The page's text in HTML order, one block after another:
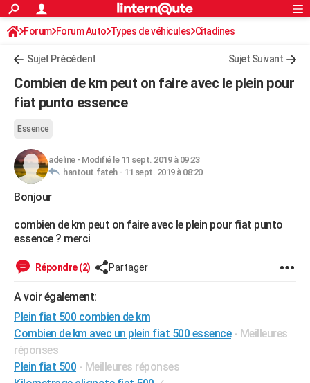
ACTUALITÉS
Politique
Société
Faits Divers
Education
Monde
Villes
+
Programme TV
TNTStreaming
Cinéma
Sorties cinéma
Musique
+FINANCE
Retraite
Impôts
Epargne
Immobilier
Risques naturels par ville
Banque
Assurance
Crédit
AUTO
Essais
Réserver un essai
Citadines
Berlines
SUV
Forum auto
HIGH-TECH
Mobiles
Meilleur smartphone
Internet
Ordinateurs
Jeux vidéo
Guide high-tech
BRICOLAGE
Guides de France
Escapades
Patrimoine
Expositions
Musées
Week-end nature
+LIFESTYLE
Art de vivre
Bien-être
Loisirs
Mode
Modes de vie
SANTE
Alimentation
Guide de la santé
Maladies
Médicaments
Sommeil
VOYAGE
Destinations
City break
Voyage nature
Voyage de noces
Forum
Climat
+PHOTO
GUIDES D'ACHAT
S'inscrire
Connexion
Forum Forum Auto Types de véhicules Citadines
Sujet Précédent Sujet Suivant
Combien de km peut on faire avec le plein pour
fiat punto essence
Essence
adeline- Modifié le 11 sept. 2019 à 09:23
hantout.fateh - 11 sept. 2019 à 08:20
Bonjour
combien de km peut on faire avec le plein pour fiat punto
essence ? merci
Répondre (2) Partager
A voir également:
Plein fiat 500 combien de km
Combien de km avec un plein fiat 500 essence - Meilleures
réponses
Plein fiat 500 - Meilleures réponses